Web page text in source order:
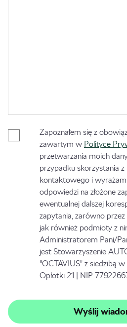
Zapoznałem się z
zawartym w Polityce
przetwarzania moich
przypadku skorzystania z
kontaktowego i wyrażam
odpowiedzi na złożone
ewentualnej dalszej
zapytania, zarówno
jak również podmioty z
Administratorem Pani/
jest Stowarzyszenie
"OCTAVIUS" z siedzibą
Opłotki 21 | NIP